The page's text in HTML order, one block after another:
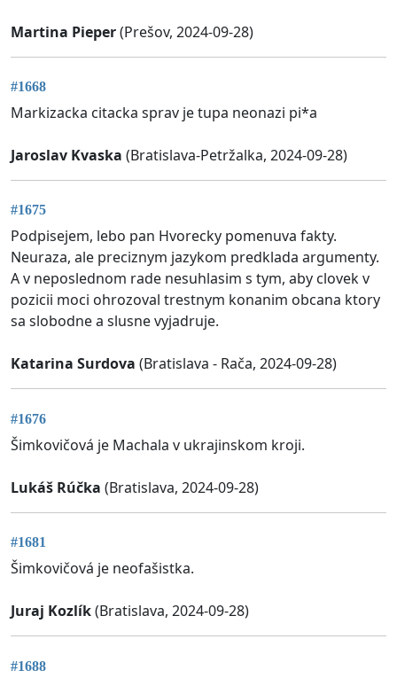
Martina Pieper(Prešov, 2024-09-28)
#1668
Markizacka citacka sprav je tupa neonazi pi*a
Jaroslav Kvaska (Bratislava-Petržalka, 2024-09-28)
#1675
Podpisejem, lebo pan Hvorecky pomenuva fakty.
Neuraza, ale preciznym jazykom predklada argumenty.
A v neposlednom rade nesuhlasim s tym, aby clovek v
pozicii moci ohrozoval trestnym konanim obcana ktory
sa slobodne a slusne vyjadruje.
Katarina Surdova (Bratislava - Rača, 2024-09-28)
#1676
Šimkovičová je Machala v ukrajinskom kroji.
Lukáš Rúčka (Bratislava, 2024-09-28)
#1681
Šimkovičová je neofašistka.
Juraj Kozlík(Bratislava, 2024-09-28)
#1688